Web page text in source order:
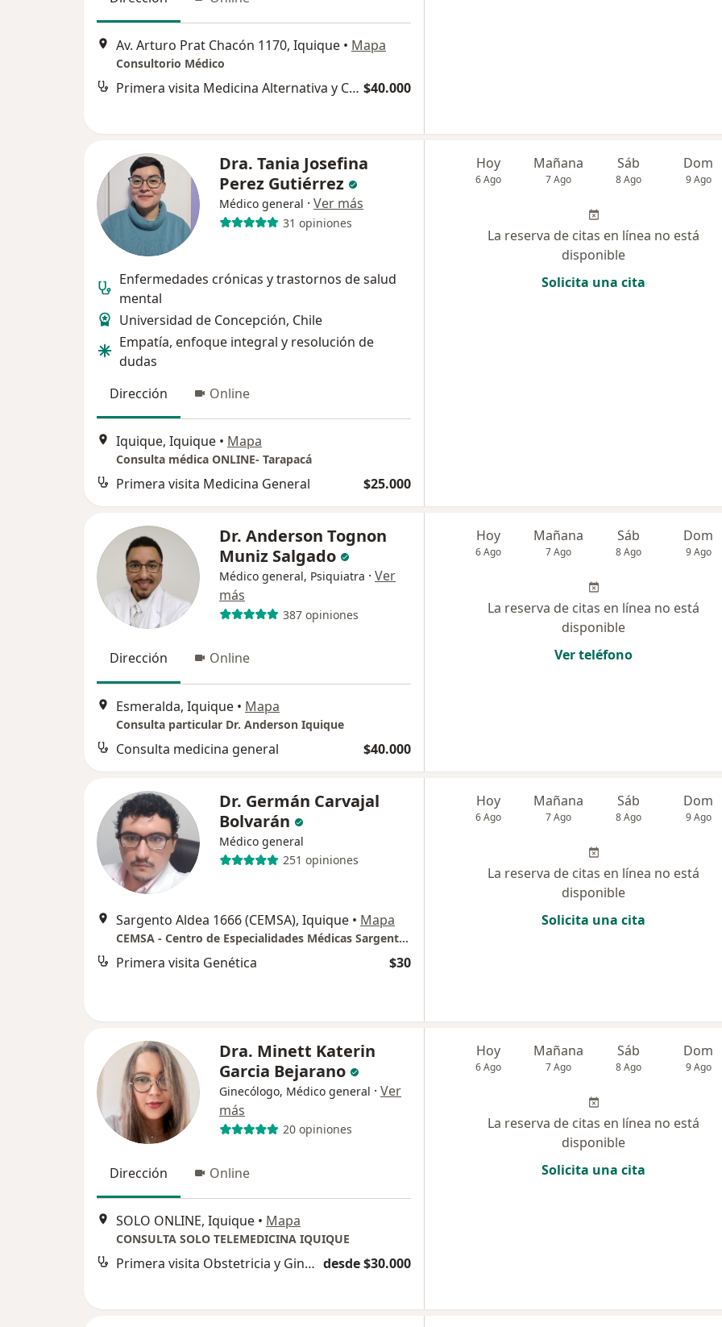
Av. Arturo Prat Chacón 1170, Iquique • Mapa
Consultorio Médico
Primera visita Medicina Alternativa y Complementaria $40.000
Dra. Tania Josefina
Perez Gutiérrez
Médico general · Ver más
31 opiniones
Enfermedades crónicas y trastornos de salud
mental
Universidad de Concepción, Chile
Empatía, enfoque integral y resolución de
dudas
Dirección
Online
Iquique, Iquique • Mapa
Consulta médica ONLINE- Tarapacá
Primera visita Medicina General $25.000
Hoy
6 Ago
Mañana
7 Ago
Sáb
8 Ago
Dom
9 Ago
La reserva de citas en línea no está
disponible
Solicita una cita
Dr. Anderson Tognon
Muniz Salgado
Médico general, Psiquiatra · Ver
más
387 opiniones
Dirección Online
Esmeralda, Iquique • Mapa
Consulta particular Dr. Anderson Iquique
Consulta medicina general $40.000
Hoy
6 Ago
Mañana
7 Ago
Sáb
8 Ago
Dom
9 Ago
La reserva de citas en línea no está
disponible
Ver teléfono
Dr. Germán Carvajal
Bolvarán
Médico general
251 opiniones
Sargento Aldea 1666 (CEMSA), Iquique • Mapa
CEMSA - Centro de Especialidades Médicas Sargento Aldea
Primera visita Genética $30
Hoy
6 Ago
Mañana
7 Ago
Sáb
8 Ago
Dom
9 Ago
La reserva de citas en línea no está
disponible
Solicita una cita
Dra. Minett Katerin
Garcia Bejarano
Ginecólogo, Médico general · Ver
más
20 opiniones
Dirección Online
SOLO ONLINE, Iquique • Mapa
CONSULTA SOLO TELEMEDICINA IQUIQUE
Primera visita Obstetricia y Ginecología desde $30.000
Hoy
6 Ago
Mañana
7 Ago
Sáb
8 Ago
Dom
9 Ago
La reserva de citas en línea no está
disponible
Solicita una cita